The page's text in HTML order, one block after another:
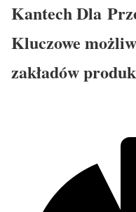
Kantech Dla
Kluczowe
zakładów